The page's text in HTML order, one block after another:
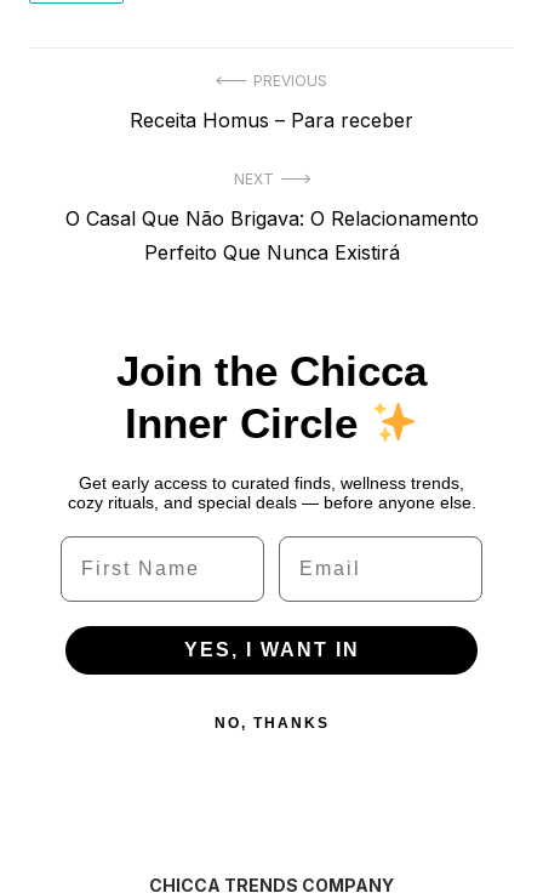
PREVIOUS
Previous
Receita Homus – Para receber
NEXT
NextO Casal Que Não Brigava: O Relacionamento
Perfeito Que Nunca Existirá
Join the Chicca
Inner Circle
Get early access to curated finds, wellness trends,
cozy rituals, and special deals — before anyone else.
Name Email
YES, I WANT IN
NO, THANKS
CHICCA TRENDS COMPANY